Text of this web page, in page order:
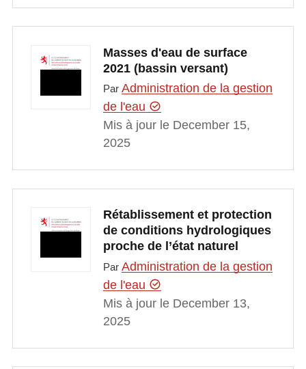
Masses d'eau de surface
2021 (bassin versant)
Par Administration de la gestion
de l'eau
Mis à jour le December 15,
2025
Rétablissement et protection
de conditions hydrologiques
proche de l’état naturel
Par Administration de la gestion
de l'eau
Mis à jour le December 13,
2025